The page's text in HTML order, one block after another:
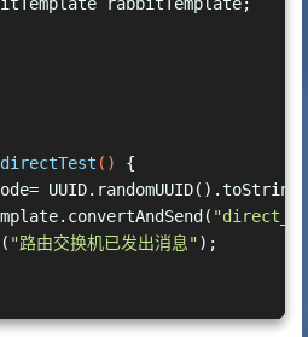
rabbitTemplate;
directTest ()
{
"路由交换机已发出消息");